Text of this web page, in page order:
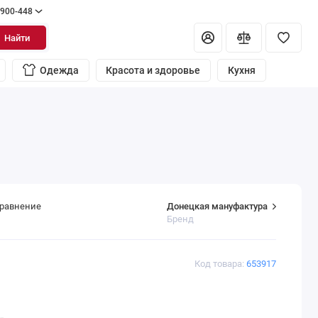
448
Найти
Одежда Красота и здоровье Кухня
Код товара: 653917
Донецкая мануфактура
Бренд